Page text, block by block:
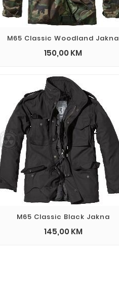
M65 Classic Woodland Jakna
150,00 KM
M65 Classic Black Jakna
145,00 KM